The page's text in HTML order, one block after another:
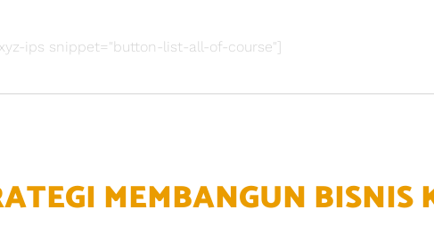
ips snippet="button-list-all-of-course"]
MEMBANGUN